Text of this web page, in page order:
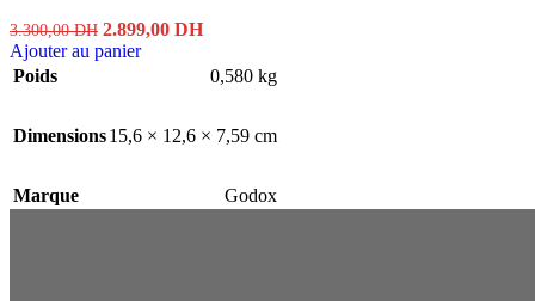
3.300,00DH Le
prix
2.899,00 DHLe
actuel
Ajouter au panier
Poids
0,580 kg
Dimensions15,6 × 12,6 × 7,59 cm
Marque Godox